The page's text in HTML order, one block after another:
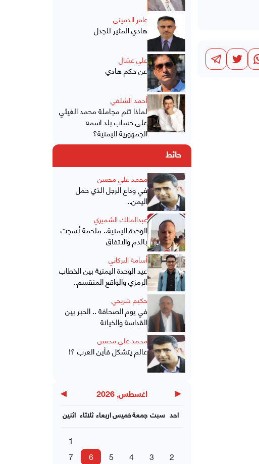
عامر الدميني
هادي المثير للجدل
علي عشال
عن حكم هادي
أحمد الشلفي
لماذا تتم مجاملة محمد الغيثي
على حساب بلد اسمه
الجمهورية اليمنية؟
حائط
محمد علي محسن
في وداع الرجل الذي حمل
اليمن..
عبدالمالك الشميري
الوحدة اليمنية.. ملحمة نُسجت
بالدم والاتفاق
أسامة البركاني
عيد الوحدة اليمنية بين الخطاب
الرمزي والواقع المنقسم..
حكيم شريحي
في يوم الصحافة .. الحبر بين
القداسة والخيانة
محمد علي محسن
عالم يتشكل فأين العرب ؟!
◀ اغسطس, 2026 ▶
اثنين ثلاثاء اربعاءخميسجمعة سبت احد
1
2
3
4
5
6
7